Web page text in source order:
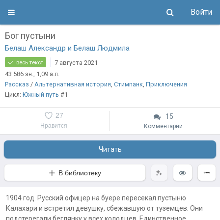
Войти
Бог пустыни
Белаш Александр и Белаш Людмила
весь текст
7 августа 2021
43 586 зн., 1,09 а.л.
Рассказ / Альтернативная история, Стимпанк, Приключения
Цикл: Южный путь #1
Нравится
27 15
Комментарии
Читать
В библиотеку
1904 год. Русский офицер на буере пересекал пустыню
Калахари и встретил девушку, сбежавшую от туземцев. Они